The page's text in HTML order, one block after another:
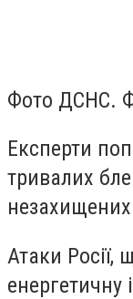
Фото ДСНС.
Експерти
тривалих
незахищених
Атаки Росії,
енергетичну